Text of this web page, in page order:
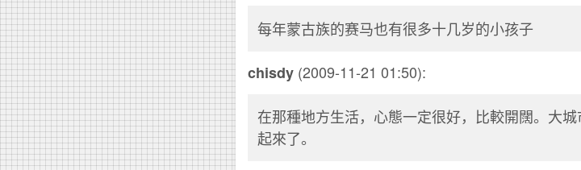
每年蒙古族的赛马也有很多十几岁的小孩子
chisdy (2009-11-21 01:50):
在那種地方生活，心態一定很好，比較開闊。大
起來了。